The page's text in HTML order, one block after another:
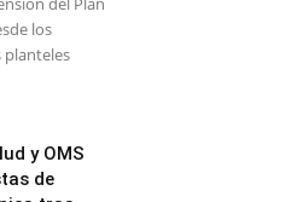
los
planteles
y OMS
de